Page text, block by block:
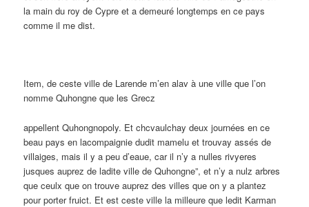
la main du roy de Cypre et a demeuré longtemps en ce pays
comme il me dist.
Item, de ceste ville de Larende m’en alav à une ville que l’on
nomme Quhongne que les Grecz
appellent Quhongnopoly. Et chcvaulchay deux journées en ce
beau pays en lacompaignie dudit mamelu et trouvay assés de
villaiges, mais il y a peu d’eaue, car il n’y a nulles rivyeres
jusques auprez de ladite ville de Quhongne”, et n’y a nulz arbres
que ceulx que on trouve auprez des villes que on y a plantez
pour porter fruict. Et est ceste ville la milleure que ledit Karman